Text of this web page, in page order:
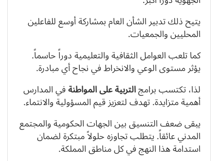
يتيح ذلك تدبير الشأن العام بمشاركة أوسع للفاعلين
المحليين والجمعيات.
كما تلعب العوامل الثقافية والتعليمية دوراً حاسماً.
يؤثر مستوى الوعي والانخراط في نجاح أي مبادرة.
لذا، تكتسب برامجالتربية على المواطنةفي المدارس
أهمية متزايدة. تهدف لتعزيز قيم المسؤولية والانتماء.
يبقى ضعف التنسيق بين الجهات الحكومية والمجتمع
المدني عائقاً. يتطلب تجاوزه حلولاً مبتكرة لضمان
استدامة هذا النهج في كل مناطق المملكة.